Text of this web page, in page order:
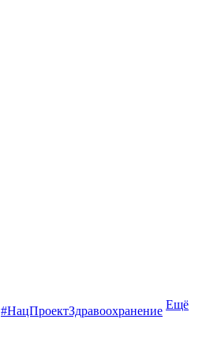
#НацПроектЗдравоохранение Ещё